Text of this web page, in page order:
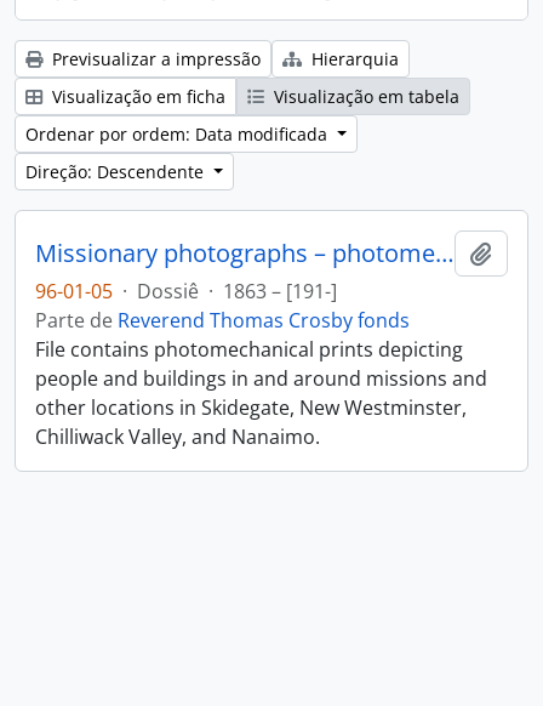
Previsualizar a impressão
Hierarquia
Visualização em ficha
Visualização em tabela
Ordenar por ordem: Data modificada
Direção: Descendente
Missionary photographs – photomechanical
96-01-05 · Dossiê · 1863 – [191-]
Parte de Reverend Thomas Crosby fonds
File contains photomechanical prints depicting
people and buildings in and around missions and
other locations in Skidegate, New Westminster,
Chilliwack Valley, and Nanaimo.